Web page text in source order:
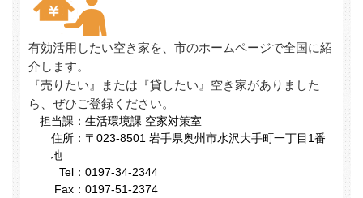
おすすめ観光情報
UIターン情報誌「RELIFE」
空き家バンク
空き家バンクとは
物件一覧
利用者登録について 空き家登録について
分譲地情報 市営住宅情報 その他の物件情報
暮らす
補助金・助成制度 子育て・教育 医療・福祉
市内のアクセス おうしゅう暮らしQ&A
イベント情報
イベント・ツアー 相談会・フェア開催のご案内
移住者交流会(OSHUターンズカフェ) 体験・農泊
有効活用したい空き家を、市のホームページで全国に紹
介します。
『売りたい』または『貸したい』空き家がありました
ら、ぜひご登録ください。
担当課： 生活環境課 空家対策室
住所： 〒023-8501 岩手県奥州市水沢大手町一丁目1番
地
Tel： 0197-34-2344
Fax： 0197-51-2374